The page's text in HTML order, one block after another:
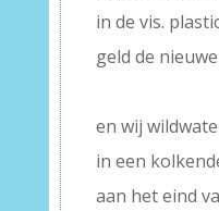
in de vis.
geld de
en wij
in een
aan het eind